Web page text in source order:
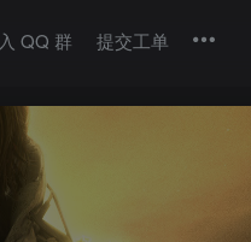
QQ 群 提交工单